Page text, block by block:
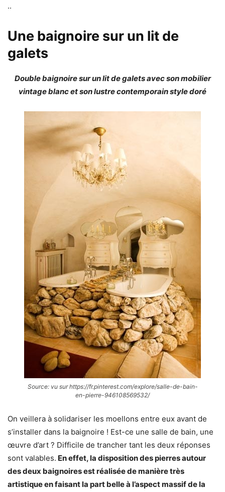
..
Une baignoire sur un lit de
galets
Double baignoire sur un lit de galets avec son mobilier
vintage blanc et son lustre contemporain style doré
Source: vu sur https://fr.pinterest.com/explore/salle-de-bain-
en-pierre-946108569532/
On veillera à solidariser les moellons entre eux avant de
s’installer dans la baignoire ! Est-ce une salle de bain, une
œuvre d’art ? Difficile de trancher tant les deux réponses
sont valables. En effet, la disposition des pierres autour
des deux baignoires est réalisée de manière très
artistique en faisant la part belle à l’aspect massif de la